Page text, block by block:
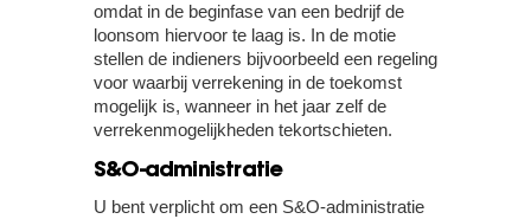
omdat in de beginfase van een bedrijf de
loonsom hiervoor te laag is. In de motie
stellen de indieners bijvoorbeeld een regeling
voor waarbij verrekening in de toekomst
mogelijk is, wanneer in het jaar zelf de
verrekenmogelijkheden tekortschieten.
S&O-administratie
U bent verplicht om een S&O-administratie